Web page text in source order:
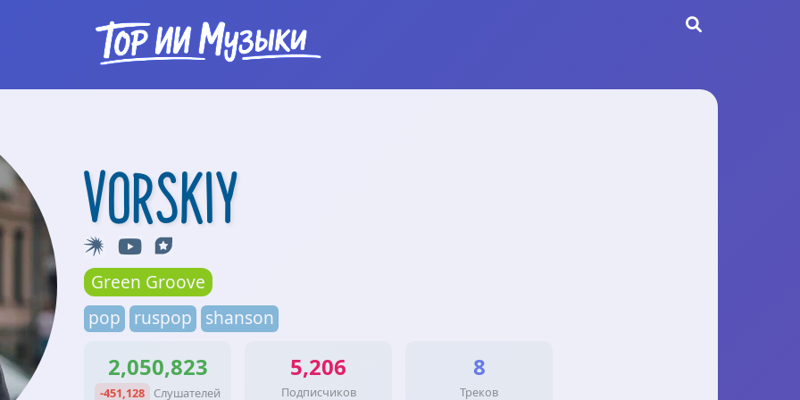
VORSKIY
Green Groove
pop
ruspop shanson
2,050,823
-451,128 Слушателей
5,206
Подписчиков
8
Треков